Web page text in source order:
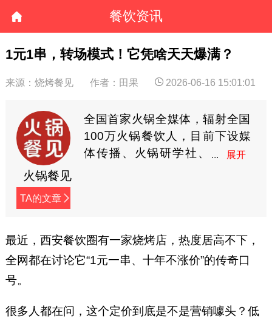
餐饮资讯
1元1串，转场模式！它凭啥天天爆满？
来源：烧烤餐见 作者：田果 2026-06-16 15:01:01
火锅餐见
TA的文章
全国首家火锅全媒体，辐射全国
100万火锅餐饮人，目前下设媒
体传播、火锅研学社、
最近，西安餐饮圈有一家烧烤店，热度居高不下，
全网都在讨论它“1元一串、十年不涨价”的传奇口
号。
很多人都在问，这个定价到底是不是营销噱头？低